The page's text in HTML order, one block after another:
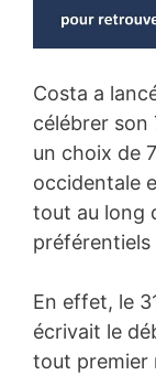
Costa a
célébrer son
un choix de
occidentale
tout au long
préférentiels
En effet, le
écrivait le
tout premier